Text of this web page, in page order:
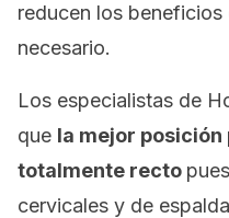
reducen los
necesario.
Los especialistas de
que la mejor
totalmente recto
cervicales y de